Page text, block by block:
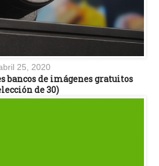
25, 2020
bancos de imágenes gratuitos
de 30)